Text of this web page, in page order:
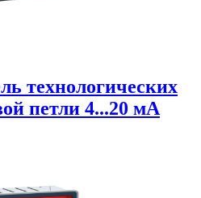
технологических
петли 4...20 мА